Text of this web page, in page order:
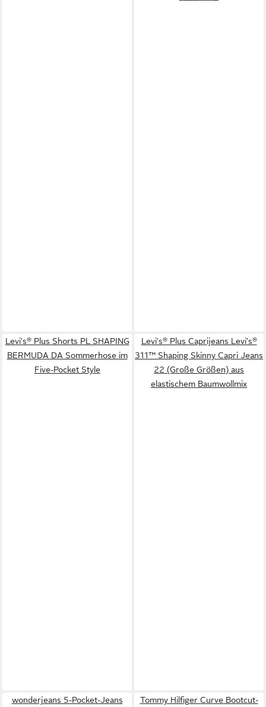
Levi's® Plus Shorts PL SHAPING
BERMUDA DA Sommerhose im
Five-Pocket Style
Levi's® Plus Caprijeans Levi's®
311™ Shaping Skinny Capri Jeans
22 (Große Größen) aus
elastischem Baumwollmix
wonderjeans 5-Pocket-Jeans Tommy Hilfiger Curve Bootcut-